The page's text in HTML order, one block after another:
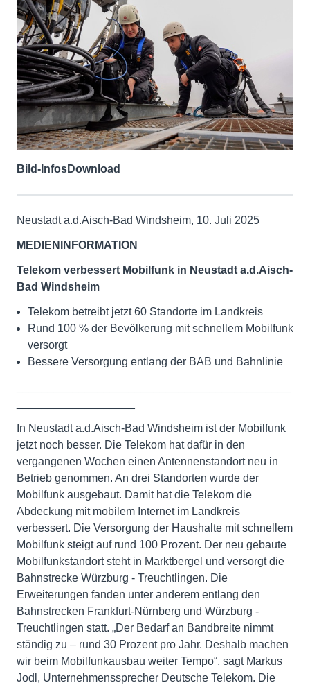
Bild-InfosDownload
Neustadt a.d.Aisch-Bad Windsheim, 10. Juli 2025
MEDIENINFORMATION
Telekom verbessert Mobilfunk in Neustadt a.d.Aisch-
Bad Windsheim
Telekom betreibt jetzt 60 Standorte im Landkreis
Rund 100 % der Bevölkerung mit schnellem Mobilfunk
versorgt
Bessere Versorgung entlang der BAB und Bahnlinie
In Neustadt a.d.Aisch-Bad Windsheim ist der Mobilfunk
jetzt noch besser. Die Telekom hat dafür in den
vergangenen Wochen einen Antennenstandort neu in
Betrieb genommen. An drei Standorten wurde der
Mobilfunk ausgebaut. Damit hat die Telekom die
Abdeckung mit mobilem Internet im Landkreis
verbessert. Die Versorgung der Haushalte mit schnellem
Mobilfunk steigt auf rund 100 Prozent. Der neu gebaute
Mobilfunkstandort steht in Marktbergel und versorgt die
Bahnstrecke Würzburg - Treuchtlingen. Die
Erweiterungen fanden unter anderem entlang den
Bahnstrecken Frankfurt-Nürnberg und Würzburg -
Treuchtlingen statt. „Der Bedarf an Bandbreite nimmt
ständig zu – rund 30 Prozent pro Jahr. Deshalb machen
wir beim Mobilfunkausbau weiter Tempo“, sagt Markus
Jodl, Unternehmenssprecher Deutsche Telekom. Die